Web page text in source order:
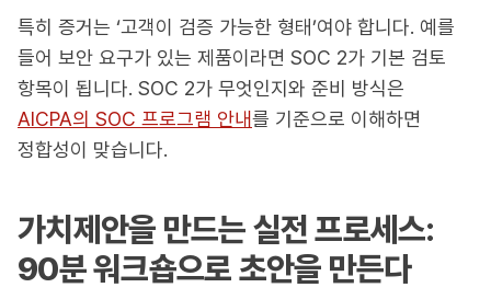
특히 증거는 ‘고객이 검증 가능한 형태’여야 합니다. 예를
들어 보안 요구가 있는 제품이라면 SOC 2가 기본 검토
항목이 됩니다. SOC 2가 무엇인지와 준비 방식은
AICPA의 SOC 프로그램 안내를 기준으로 이해하면
정합성이 맞습니다.
가치제안을 만드는 실전 프로세스:
90분 워크숍으로 초안을 만든다